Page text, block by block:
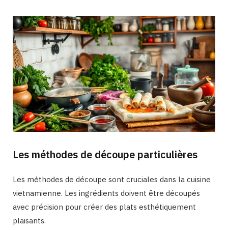
Les méthodes de découpe particulières
Les méthodes de découpe sont cruciales dans la cuisine
vietnamienne. Les ingrédients doivent être découpés
avec précision pour créer des plats esthétiquement
plaisants.